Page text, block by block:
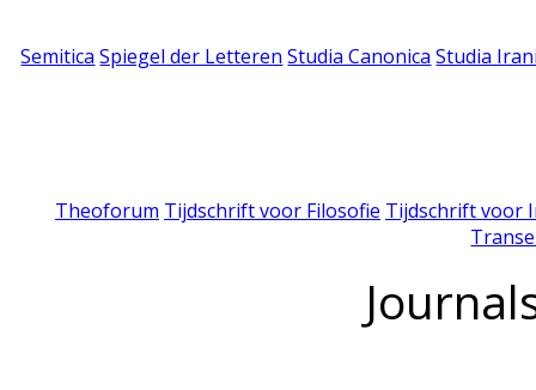
Semitica Spiegel der Letteren Studia Canonica Studia
Theoforum Tijdschrift voor Filosofie Tijdschrift voor